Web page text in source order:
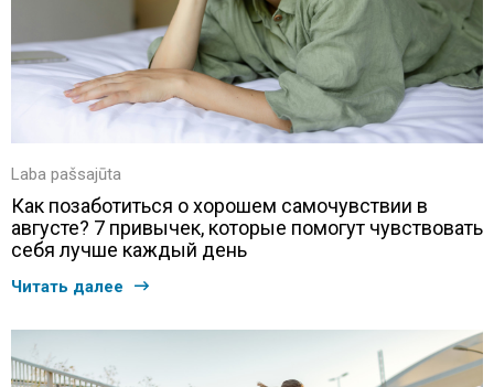
Laba pašsajūta
Как позаботиться о хорошем самочувствии в
августе? 7 привычек, которые помогут чувствовать
себя лучше каждый день
Читать далее